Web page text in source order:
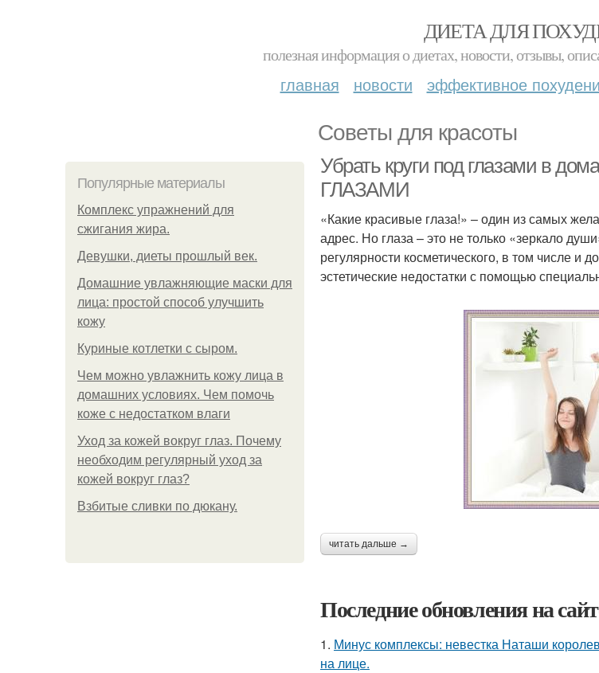
ДИЕТА ДЛЯ
полезная информация о диетах, новости, отзывы,
главная новости эффективное
Советы для красоты
Популярные материалы
Комплекс упражнений для
сжигания жира.
Девушки, диеты прошлый век.
Домашние увлажняющие маски для
лица: простой способ улучшить
кожу
Куриные котлетки с сыром.
Чем можно увлажнить кожу лица в
домашних условиях. Чем помочь
коже с недостатком влаги
Уход за кожей вокруг глаз. Почему
необходим регулярный уход за
кожей вокруг глаз?
Взбитые сливки по дюкану.
Убрать круги под глазами в
ГЛАЗАМИ
«Какие красивые глаза!» – один из самых
адрес. Но глаза – это не только «зеркало
регулярности косметического, в том числе
эстетические недостатки с помощью
читать дальше →
Последние обновления на
1. Минус комплексы: невестка Наташи
на лице.